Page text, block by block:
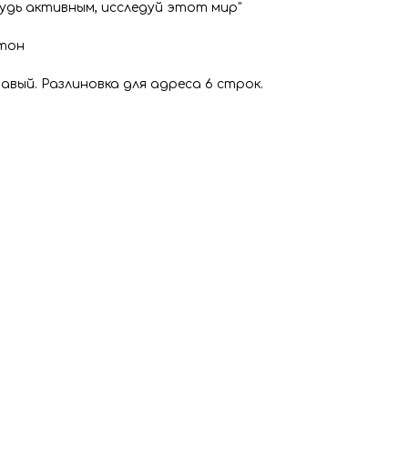
активным, исследуй этот мир"
Разлиновка для адреса 6 строк.